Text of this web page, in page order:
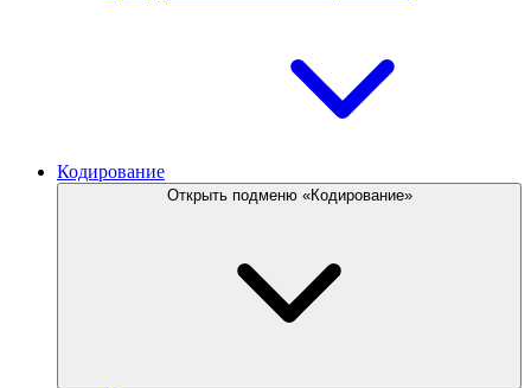
Кодирование
Открыть подменю «Кодирование»